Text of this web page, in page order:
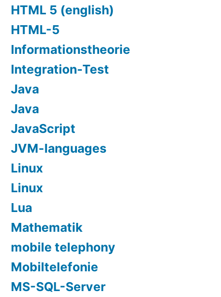
HTML 5 (english)
HTML-5
Informationstheorie
Integration-Test
Java
Java
JavaScript
JVM-languages
Linux
Linux
Lua
Mathematik
mobile telephony
Mobiltelefonie
MS-SQL-Server